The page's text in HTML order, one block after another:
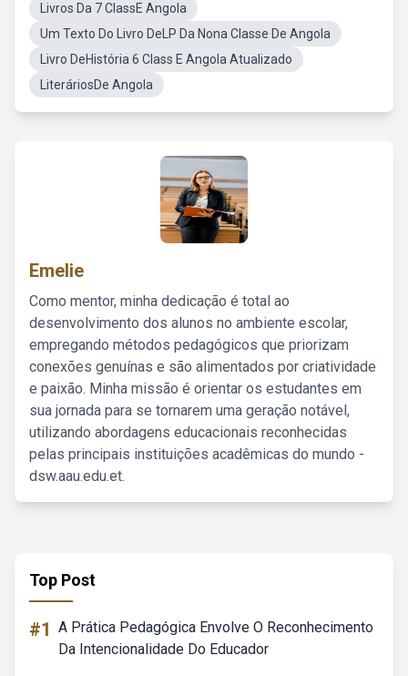
Livros Da 7 ClassE Angola
Um Texto Do Livro DeLP Da Nona Classe De Angola
Livro DeHistória 6 Class E Angola Atualizado
LiteráriosDe Angola
Emelie
Como mentor, minha dedicação é total ao
desenvolvimento dos alunos no ambiente escolar,
empregando métodos pedagógicos que priorizam
conexões genuínas e são alimentados por criatividade
e paixão. Minha missão é orientar os estudantes em
sua jornada para se tornarem uma geração notável,
utilizando abordagens educacionais reconhecidas
pelas principais instituições acadêmicas do mundo -
dsw.aau.edu.et.
Top Post
#1 A Prática Pedagógica Envolve O Reconhecimento
Da Intencionalidade Do Educador